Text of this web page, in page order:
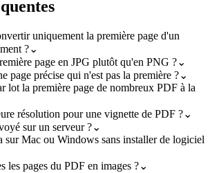
uniquement la première page d'un
?⌄
page en JPG plutôt qu'en PNG ?⌄
page précise qui n'est pas la première ?⌄
lot la première page de nombreux PDF à la
résolution pour une vignette de PDF ?⌄
sur un serveur ?⌄
sur Mac ou Windows sans installer de logiciel
les pages du PDF en images ?⌄